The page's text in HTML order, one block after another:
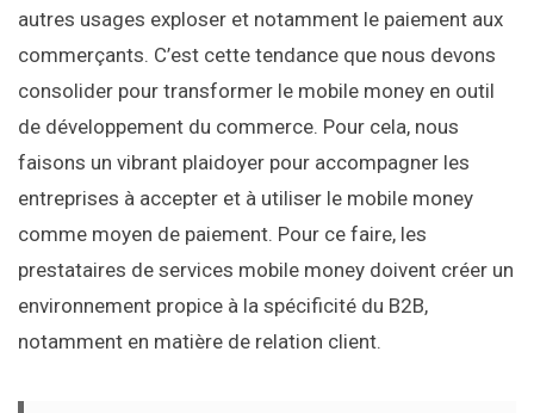
autres usages exploser et notamment le paiement aux
commerçants. C’est cette tendance que nous devons
consolider pour transformer le mobile money en outil
de développement du commerce. Pour cela, nous
faisons un vibrant plaidoyer pour accompagner les
entreprises à accepter et à utiliser le mobile money
comme moyen de paiement. Pour ce faire, les
prestataires de services mobile money doivent créer un
environnement propice à la spécificité du B2B,
notamment en matière de relation client.